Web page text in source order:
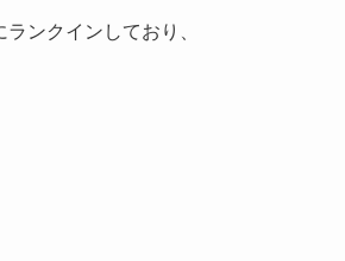
ンクインしており、